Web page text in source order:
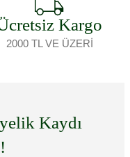
Kargo
2000 TL VE ÜZERİ
Kaydı